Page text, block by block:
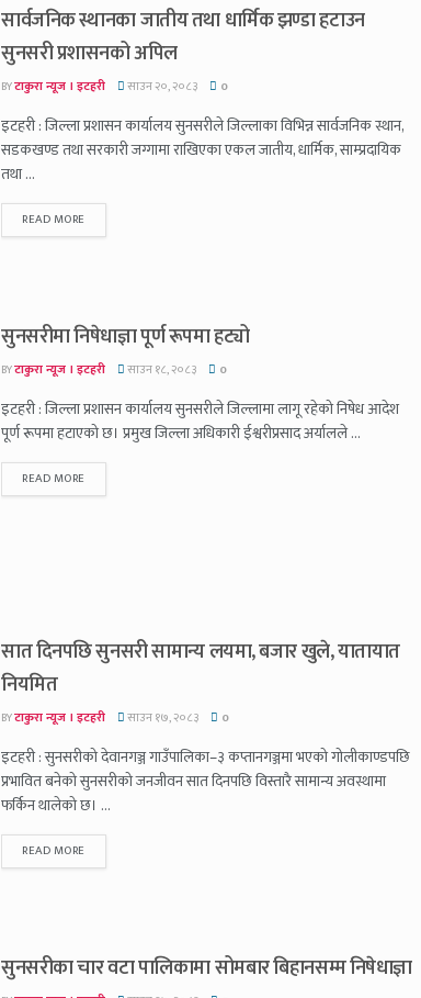
सार्वजनिक स्थानका जातीय तथा धार्मिक झण्डा हटाउन
सुनसरी प्रशासनको अपिल
BYटाकुरा न्यूज । इटहरी साउन २०, २०८३ 0
इटहरी : जिल्ला प्रशासन कार्यालय सुनसरीले जिल्लाका विभिन्न सार्वजनिक स्थान,
सडकखण्ड तथा सरकारी जग्गामा राखिएका एकल जातीय, धार्मिक, साम्प्रदायिक
तथा ...
READ MORE
सुनसरीमा निषेधाज्ञा पूर्ण रूपमा हट्यो
BYटाकुरा न्यूज । इटहरी साउन १८, २०८३ 0
इटहरी : जिल्ला प्रशासन कार्यालय सुनसरीले जिल्लामा लागू रहेको निषेध आदेश
पूर्ण रूपमा हटाएको छ। प्रमुख जिल्ला अधिकारी ईश्वरीप्रसाद अर्यालले ...
READ MORE
सात दिनपछि सुनसरी सामान्य लयमा, बजार खुले, यातायात
नियमित
BYटाकुरा न्यूज । इटहरी साउन १७, २०८३ 0
इटहरी : सुनसरीको देवानगञ्ज गाउँपालिका–३ कप्तानगञ्जमा भएको गोलीकाण्डपछि
प्रभावित बनेको सुनसरीको जनजीवन सात दिनपछि विस्तारै सामान्य अवस्थामा
फर्किन थालेको छ। ...
READ MORE
सुनसरीका चार वटा पालिकामा सोमबार बिहानसम्म निषेधाज्ञा